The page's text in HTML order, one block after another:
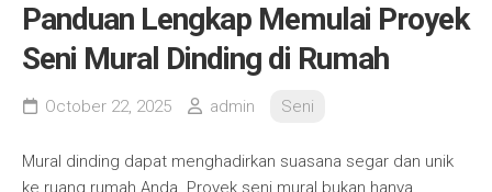
Panduan Lengkap Memulai Proyek
Seni Mural Dinding di Rumah
October 22, 2025 admin Seni
Mural dinding dapat menghadirkan suasana segar dan unik
ke ruang rumah Anda. Proyek seni mural bukan hanya